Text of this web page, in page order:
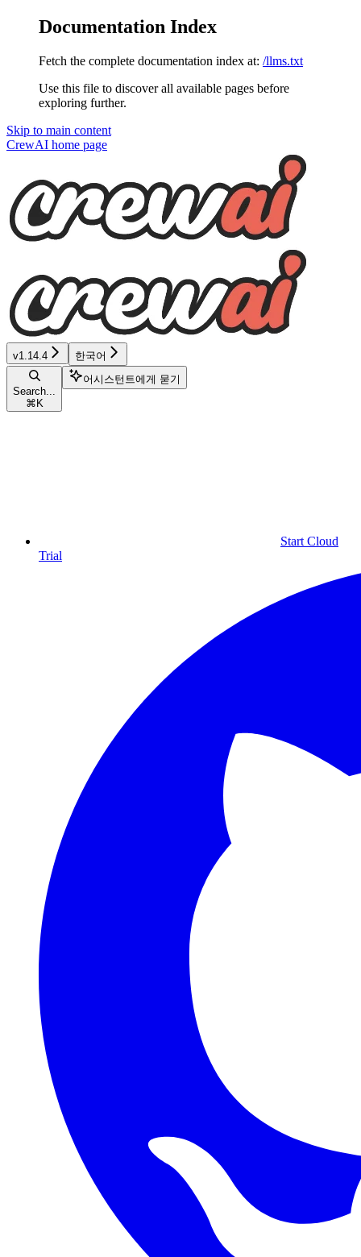
Documentation Index
Fetch the complete documentation index at: /llms.txt
Use this file to discover all available pages before
exploring further.
Skip to main content
CrewAI home page
v1.14.4 한국어
Search...
⌘ K
어시스턴트에게 묻기
Start Cloud
Trial